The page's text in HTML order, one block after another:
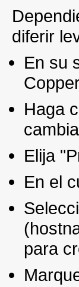
diferir
En su
Haga
Elija
En el
para